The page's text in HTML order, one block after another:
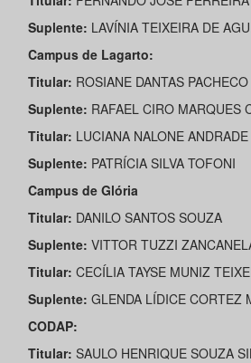
Suplente: LAVÍNIA TEIXEIRA DE
Campus de Lagarto:
Titular: ROSIANE DANTAS PACHECO
Suplente: RAFAEL CIRO MARQUES
Titular: LUCIANA NALONE ANDRADE
Suplente: PATRÍCIA SILVA TOFONI
Campus de Glória
Titular: DANILO SANTOS SOUZA
Suplente: VITTOR TUZZI
Titular: CECÍLIA TAYSE MUNIZ
Suplente: GLENDA LÍDICE CORTEZ
CODAP:
Titular: SAULO HENRIQUE SOUZA